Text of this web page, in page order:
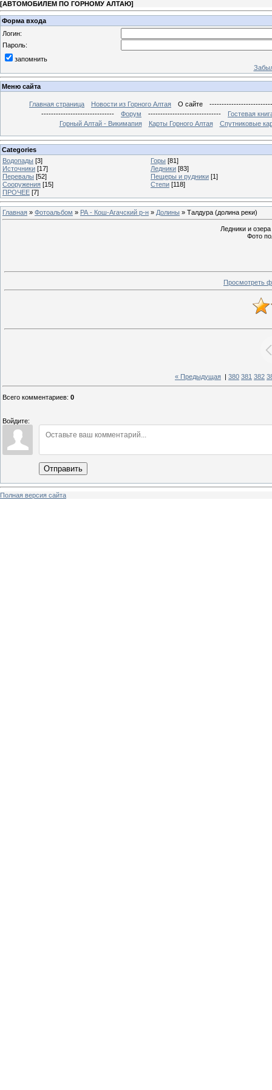
[АВТОМОБИЛЕМ ПО ГОРНОМУ АЛТАЮ]
Форма входа
Логин:
Пароль:
запомнить
Меню сайта
Главная страница Новости из Горного Алтая О сайте
------------------------------
Форум ------------------------------
Гостевая
Горный Алтай - Викимапия
Карты Горного Алтая Спутниковые
Categories
Водопады [3] Горы [81]
Источники [17] Ледники [83]
Перевалы [52] Пещеры и рудники [1]
Сооружения [15] Степи [118]
ПРОЧЕЕ [7]
Главная » Фотоальбом » РА - Кош-Агачский р-н » Долины » Талдура (долина реки)
Ледники и
Фото
Просмотреть
« Предыдущая 380 381 382
Всего комментариев: 0
Войдите:
Отправить
Полная версия сайта